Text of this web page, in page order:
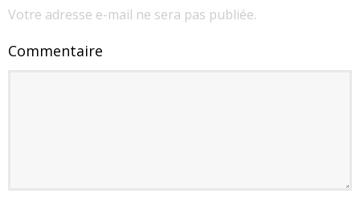
Votre adresse e-mail ne sera pas publiée.
Commentaire